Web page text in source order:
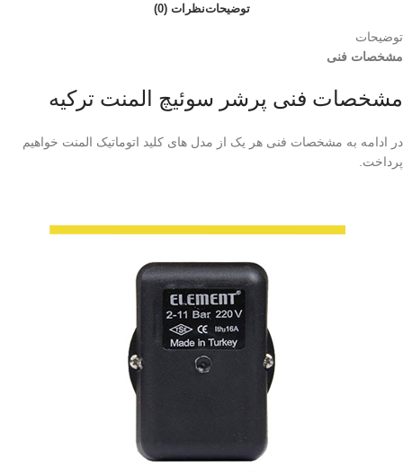
توضیحاتنظرات (0)
توضیحات
مشخصات فنی
مشخصات فنی پرشر سوئیچ المنت ترکیه
در ادامه به مشخصات فنی هر یک از مدل های کلید اتوماتیک المنت خواهیم
پرداخت.